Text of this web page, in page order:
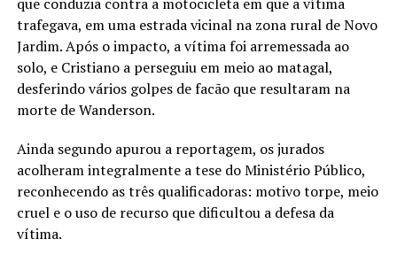
trafegava, em uma estrada vicinal na zona rural de Novo
Jardim. Após o impacto, a vítima foi arremessada ao
solo, e Cristiano a perseguiu em meio ao matagal,
desferindo vários golpes de facão que resultaram na
morte de Wanderson.
Ainda segundo apurou a reportagem, os jurados
acolheram integralmente a tese do Ministério Público,
reconhecendo as três qualificadoras: motivo torpe, meio
cruel e o uso de recurso que dificultou a defesa da
vítima.